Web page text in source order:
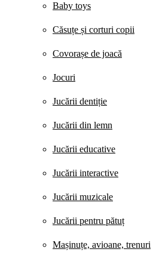
Baby toys
Căsuțe și corturi copii
Covorașe de joacă
Jocuri
Jucării dentiție
Jucării din lemn
Jucării educative
Jucării interactive
Jucării muzicale
Jucării pentru pătuț
Mașinuțe, avioane, trenuri